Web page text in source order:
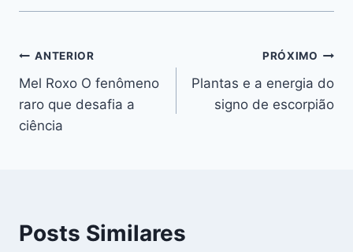
Navegação
de
Post
ANTERIOR
Mel Roxo O fenômeno
raro que desafia a
ciência
PRÓXIMO
Plantas e a energia do
signo de escorpião
Posts Similares